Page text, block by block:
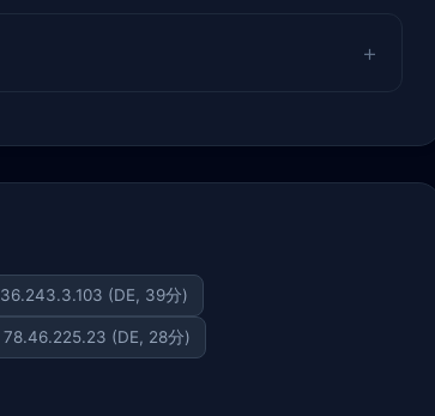
(DE, 39分)
78.46.225.23 (DE, 28分)